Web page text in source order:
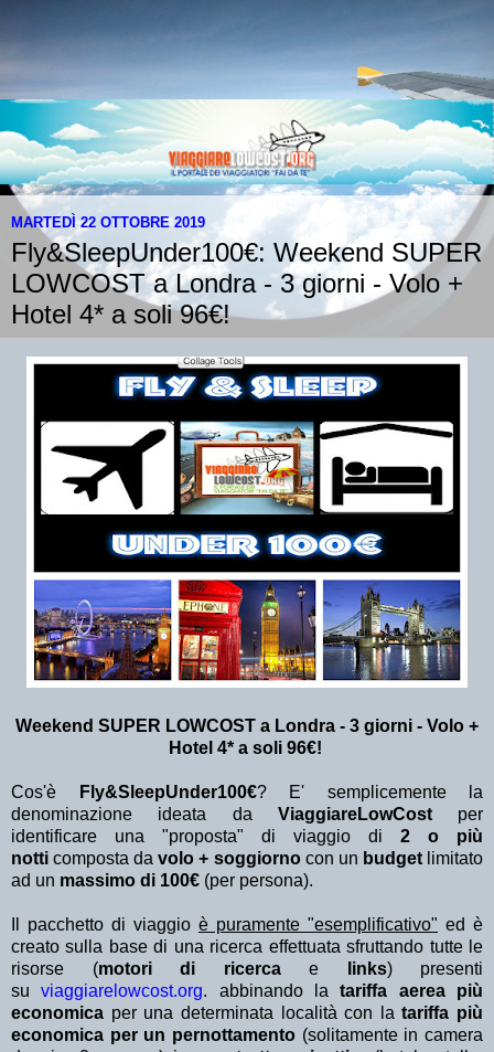
MARTEDÌ 22 OTTOBRE 2019
Fly&SleepUnder100€: Weekend SUPER
LOWCOST a Londra - 3 giorni - Volo +
Hotel 4* a soli 96€!
Weekend SUPER LOWCOST a Londra - 3 giorni - Volo +
Hotel 4* a soli 96€!
Cos'è Fly&SleepUnder100€? E' semplicemente la
denominazione ideata da ViaggiareLowCost per
identificare una "proposta" di viaggio di 2 o più
notti composta davolo + soggiornocon un budget limitato
ad un massimo di 100€ (per persona).
Il pacchetto di viaggio è puramente "esemplificativo" ed è
creato sulla base di una ricerca effettuata sfruttando tutte le
risorse (motori di ricerca e links) presenti
suviaggiarelowcost.org. abbinando la tariffa aerea più
economica per una determinata località con latariffa più
economica per un pernottamento (solitamente in camera